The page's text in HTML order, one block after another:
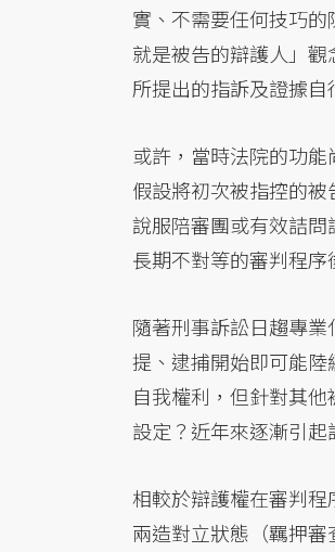
實、不需要任何技巧
就是被告的辯護人」
所提出的指訴及證據
或許，當時法院的功
假設將初次被指控的
說服陪審團或有效詰
長期不對等的審判程
隨著刑事訴訟日趨專
提、逮捕開始即可能
自我權利，但針對其
設定？近年來逐漸引起
相較於辯護權在審判
兩造對立狀態（羈押